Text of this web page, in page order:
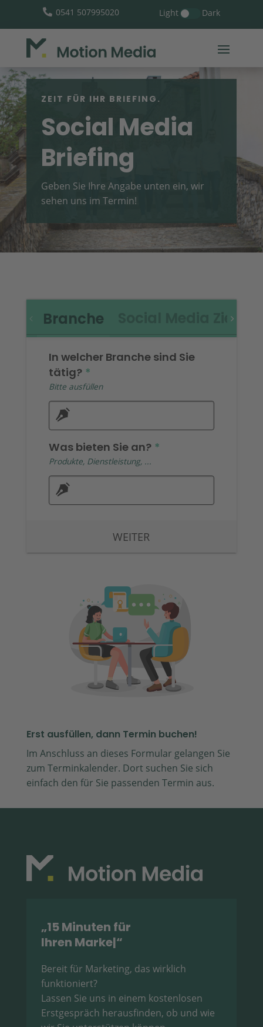
 0541 507995020 Light Dark
ZEIT FÜR IHR BRIEFING.
Social Media
Briefing
Geben Sie Ihre Angabe unten ein, wir
sehen uns im Termin!
Branche Social Media Ziel
In welcher Branche sind Sie
tätig? *
Bitte ausfüllen
Was bieten Sie an? *
Produkte, Dienstleistung, ...
WEITER
Erst ausfüllen, dann Termin buchen!
Im Anschluss an dieses Formular gelangen Sie
zum Terminkalender. Dort suchen Sie sich
einfach den für Sie passenden Termin aus.
„15 Minuten für
Ihren Marketi|
Bereit für Marketing, das wirklich
funktioniert?
Lassen Sie uns in einem kostenlosen
Erstgespräch herausfinden, ob und wie